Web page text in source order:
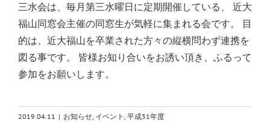
三水会は、毎月第三水曜日に定期開催している、 近大
福山同窓会主催の同窓生が気軽に集まれる会です。 目
的は、近大福山を卒業された方々の縦横問わず連携を
図る事です。 皆様お知り合いをお誘い頂き、ふるって
参加をお願いします。
2019.04.11 | お知らせ, イベント , 平成31年度